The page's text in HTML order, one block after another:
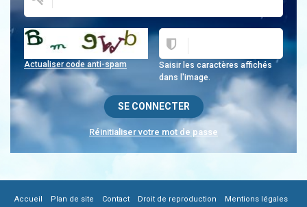
Saisir les caractères affichés
dans l'image.
Actualiser code anti-spam
Réinitialiser votre mot de passe
Accueil Plan de site Contact| Droit de reproduction Mentions légales|